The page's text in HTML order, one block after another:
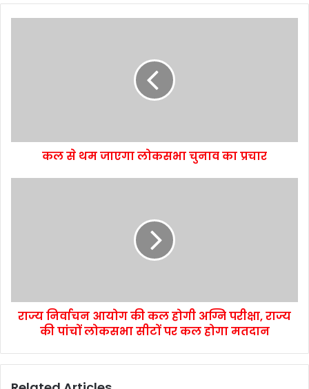
कल से थम जाएगा लोकसभा चुनाव का प्रचार
राज्य निर्वाचन आयोग की कल होगी अग्नि परीक्षा, राज्य
की पांचों लोकसभा सीटों पर कल होगा मतदान